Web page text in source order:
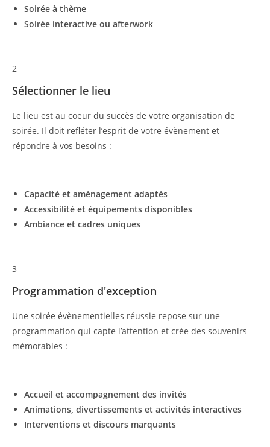
Soirée à thème
Soirée interactive ou afterwork
2
Sélectionner le lieu
Le lieu est au coeur du succès de votre organisation de
soirée. Il doit refléter l’esprit de votre évènement et
répondre à vos besoins :
Capacité et aménagement adaptés
Accessibilité et équipements disponibles
Ambiance et cadres uniques
3
Programmation d'exception
Une soirée évènementielles réussie repose sur une
programmation qui capte l’attention et crée des souvenirs
mémorables :
Accueil et accompagnement des invités
Animations, divertissements et activités interactives
Interventions et discours marquants